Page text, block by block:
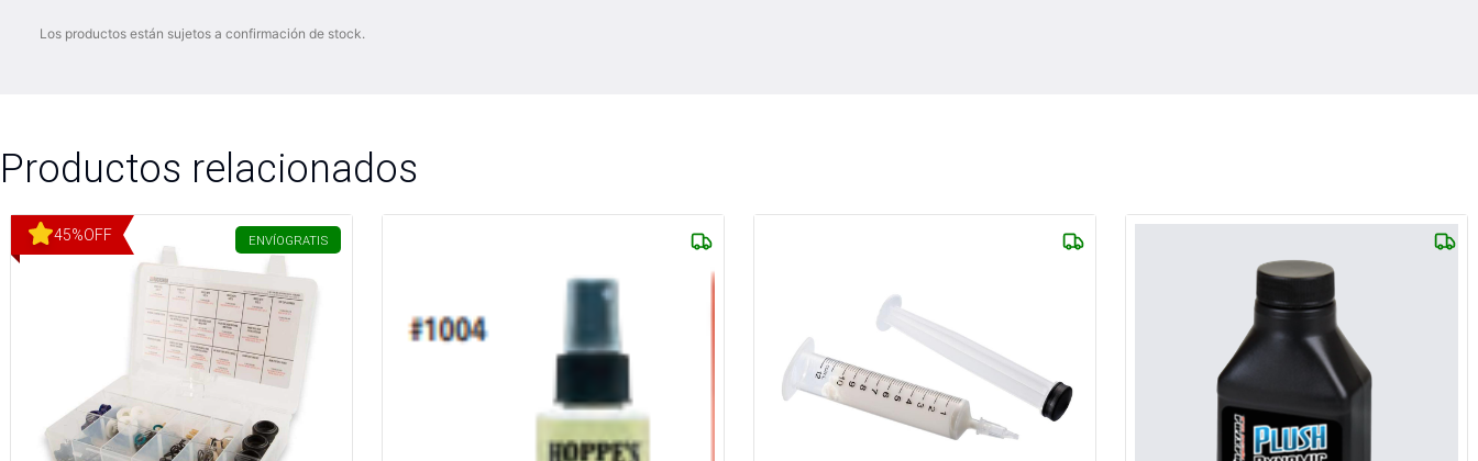
Los productos están sujetos a confirmación de stock.
Productos relacionados
45%OFF ENVÍOGRATIS